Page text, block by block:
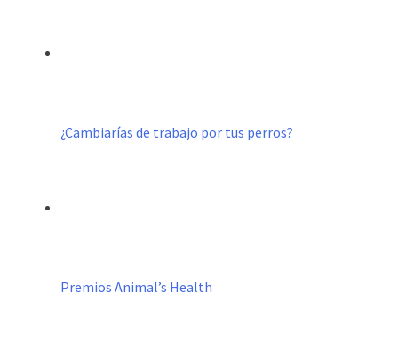
¿Cambiarías de trabajo por tus perros?
Premios Animal’s Health